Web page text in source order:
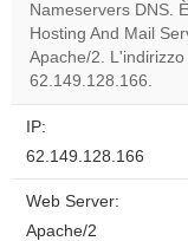
Nameservers DNS.
Hosting And Mail
Apache/2.
62.149.128.166.
IP:
62.149.128.166
Web Server:
Apache/2